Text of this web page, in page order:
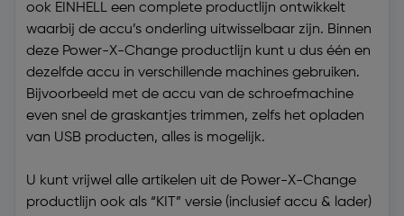
ook EINHELL een complete productlijn ontwikkelt
waarbij de accu’s onderling uitwisselbaar zijn. Binnen
deze Power-X-Change productlijn kunt u dus één en
dezelfde accu in verschillende machines gebruiken.
Bijvoorbeeld met de accu van de schroefmachine
even snel de graskantjes trimmen, zelfs het opladen
van USB producten, alles is mogelijk.
U kunt vrijwel alle artikelen uit de Power-X-Change
productlijn ook als “KIT” versie (inclusief accu & lader)